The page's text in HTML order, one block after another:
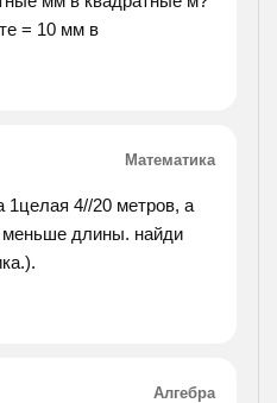
= 10 мм в
Математика
1целая 4//20 метров, а
меньше длины. найди
Алгебра